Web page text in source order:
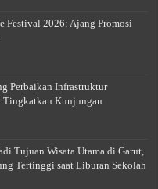
Festival 2026: Ajang Promosi
Perbaikan Infrastruktur
Tingkatkan Kunjungan
Tujuan Wisata Utama di Garut,
Tertinggi saat Liburan Sekolah